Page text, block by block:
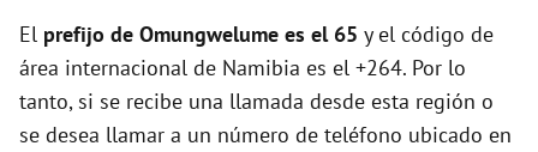
El prefijo de Omungwelume es el 65 y el código de
área internacional de Namibia es el +264. Por lo
tanto, si se recibe una llamada desde esta región o
se desea llamar a un número de teléfono ubicado en